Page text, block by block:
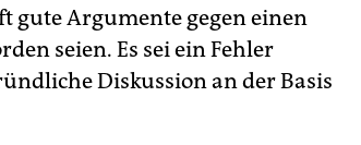
gute Argumente gegen einen
seien. Es sei ein Fehler
Diskussion an der Basis